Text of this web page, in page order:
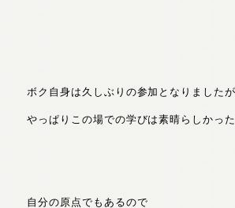
ボク自身は久しぶりの参加となりましたが
やっぱりこの場での学びは素晴らしかっ
自分の原点でもあるので